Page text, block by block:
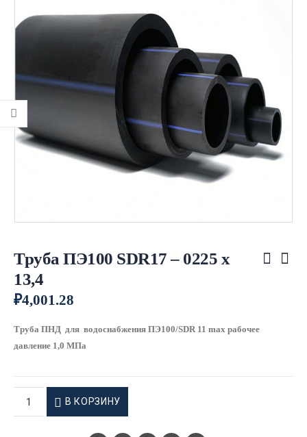
Труба ПЭ100 SDR17 – 0225 х
13,4
₽4,001.28
Труба ПНД для водоснабжения ПЭ100/SDR 11 max рабочее
давление 1,0 МПа
В КОРЗИНУ